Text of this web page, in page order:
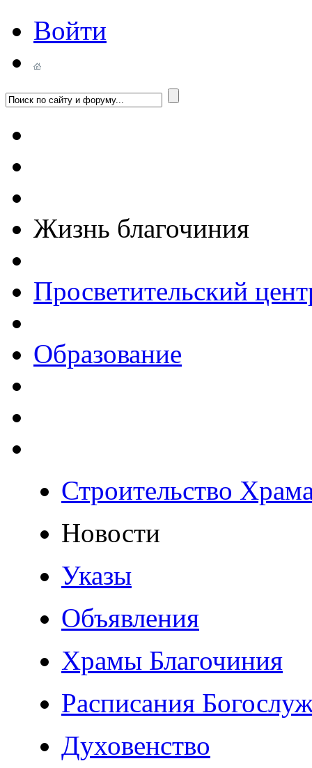
Войти
Жизнь благочиния
Просветительский
Образование
Строительство
Новости
Указы
Объявления
Храмы Благочиния
Расписания
Духовенство